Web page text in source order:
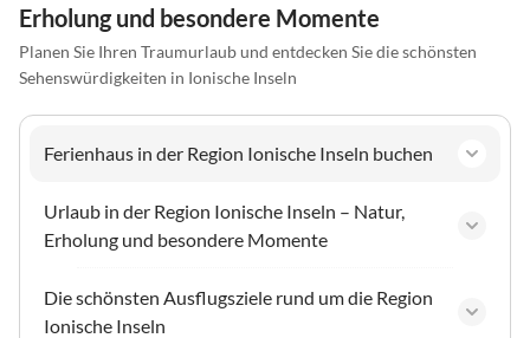
Erholung und besondere Momente
Planen Sie Ihren Traumurlaub und entdecken Sie die schönsten
Sehenswürdigkeiten in Ionische Inseln
Ferienhaus in der Region Ionische Inseln buchen
Urlaub in der Region Ionische Inseln – Natur,
Erholung und besondere Momente
Die schönsten Ausflugsziele rund um die Region
Ionische Inseln